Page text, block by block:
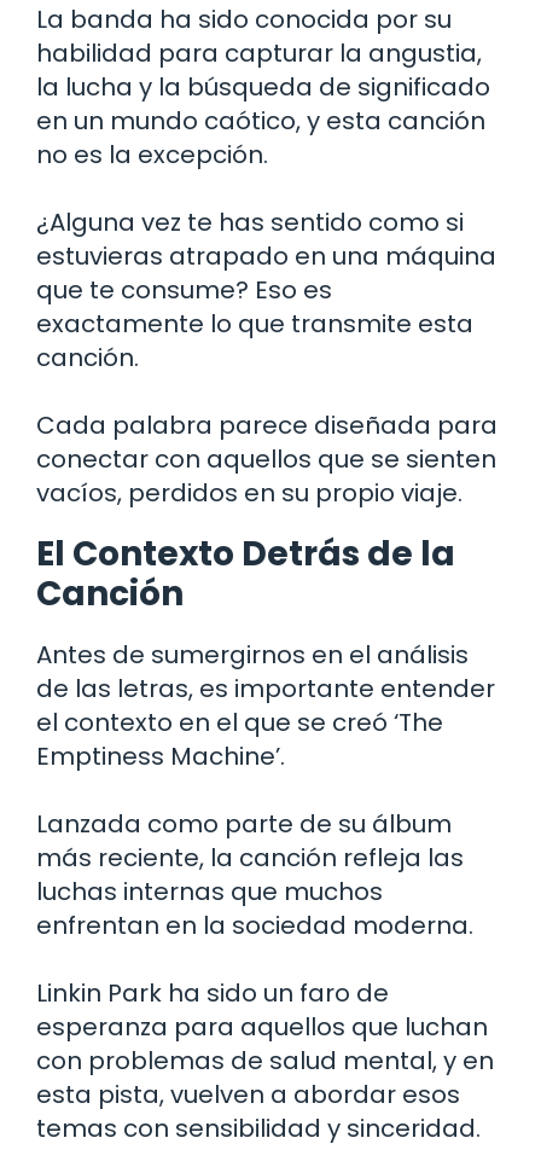
La banda ha sido conocida por su
habilidad para capturar la angustia,
la lucha y la búsqueda de significado
en un mundo caótico, y esta canción
no es la excepción.
¿Alguna vez te has sentido como si
estuvieras atrapado en una máquina
que te consume? Eso es
exactamente lo que transmite esta
canción.
Cada palabra parece diseñada para
conectar con aquellos que se sienten
vacíos, perdidos en su propio viaje.
El Contexto Detrás de la
Canción
Antes de sumergirnos en el análisis
de las letras, es importante entender
el contexto en el que se creó ‘The
Emptiness Machine’.
Lanzada como parte de su álbum
más reciente, la canción refleja las
luchas internas que muchos
enfrentan en la sociedad moderna.
Linkin Park ha sido un faro de
esperanza para aquellos que luchan
con problemas de salud mental, y en
esta pista, vuelven a abordar esos
temas con sensibilidad y sinceridad.